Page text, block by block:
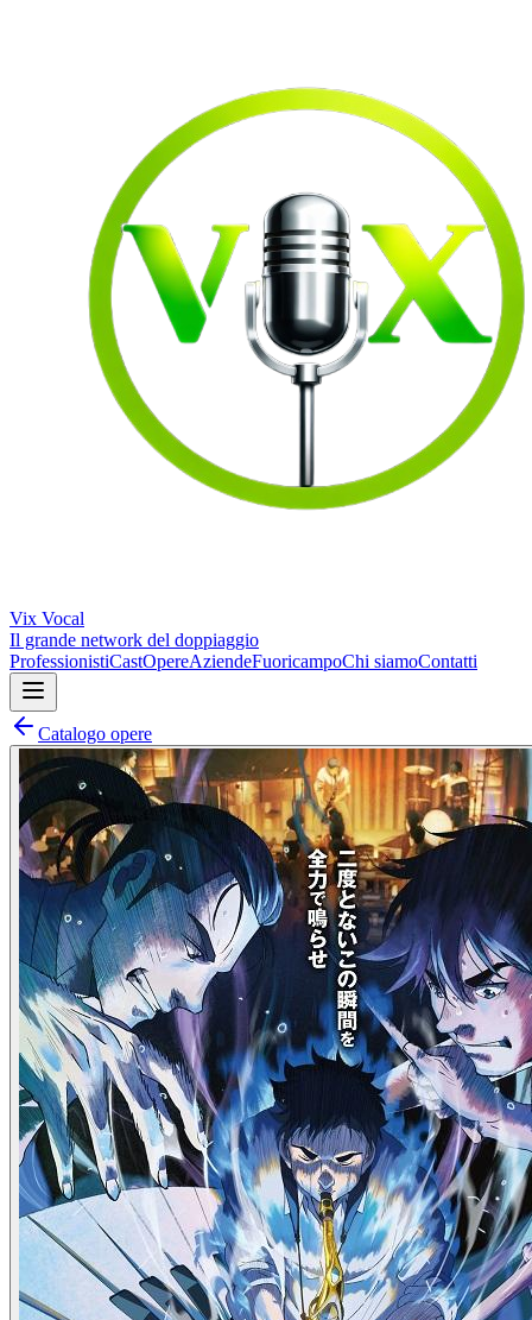
Vix Vocal
Il grande network del doppiaggio
ProfessionistiCastOpereAziendeFuoricampoChi siamoContatti
Catalogo opere